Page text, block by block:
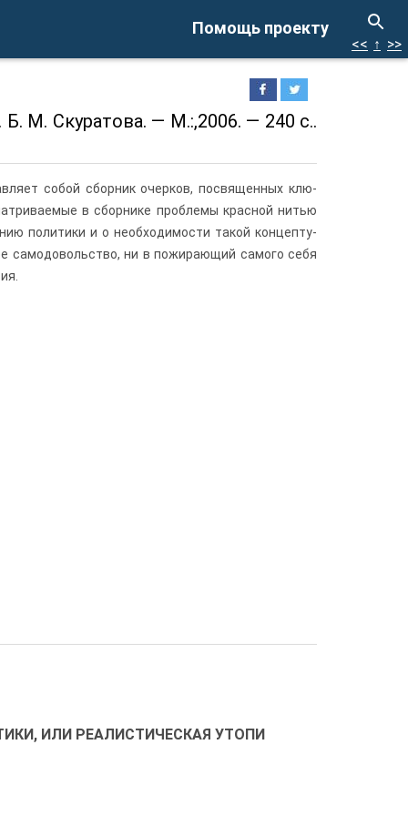
Помощь проекту
<< ↑ >>
М. Скуратова. — М.:,2006. — 240 с..
собой сборник очерков, посвященных клю­
в сборнике проблемы красной нитью
политики и о необходимости такой концепту­
самодовольство, ни в пожирающий самого себя
ИЛИ РЕАЛИСТИЧЕСКАЯ УТОПИ